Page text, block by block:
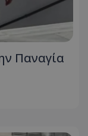
Παναγία